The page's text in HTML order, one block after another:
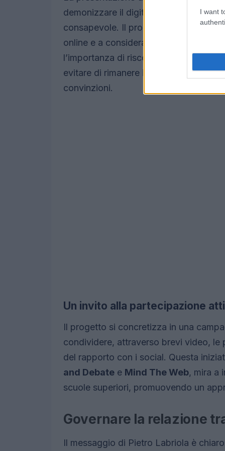
I want
demonizzare il digitale, ma di
consapevole. Il programma
online e a considerare ciò che rimane
l’importanza di riscoprire il valore del
evitare di rimanere intrappolati in bolle
convinzioni.
Un invito alla partecipazione
Il progetto si concretizza in una
condividere, attraverso brevi video, le
del rapporto con i social. Questa
and Debate e Mind The Web, mira a
scuole superiori, promuovendo un
Governare la relazione
Il messaggio di Pietro Labriola è